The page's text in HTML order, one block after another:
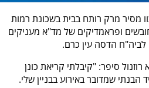
כבני שנה וחצי ו-3 נכוו מסיר מרק רותח בבית בשכונת רמות
ופראמדיקים של מד"א מעניקים
לביה"ח הדסה עין כרם.
סיפר: "קיבלתי קריאת כונן
שמדובר באירוע בבניין שלי.